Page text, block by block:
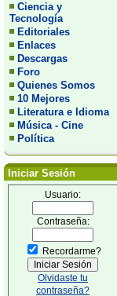
Ciencia y
Tecnología
Editoriales
Enlaces
Descargas
Foro
Quienes Somos
10 Mejores
Literatura e Idioma
Música - Cine
Política
Iniciar Sesión
Usuario:
Contraseña:
Recordarme?
Olvidaste tu
contraseña?